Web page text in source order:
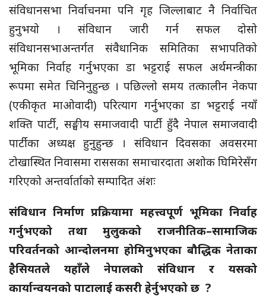
संविधानसभा निर्वाचनमा पनि गृह जिल्लाबाट नै निर्वाचित
हुनुभयो । संविधान जारी गर्न सफल दोसो
संविधानसभाअन्तर्गत संवैधानिक समितिका सभापतिको
भूमिका निर्वाह गर्नुभएका डा भट्टराई सफल अर्थमन्त्रीका
रूपमा समेत चिनिनुहुन्छ । पछिल्लो समय तत्कालीन नेकपा
(एकीकृत माओवादी) परित्याग गर्नुभएका डा भट्टराई नयाँ
शक्ति पार्टी, सङ्घीय समाजवादी पार्टी हुँदै नेपाल समाजवादी
पार्टीका अध्यक्ष हुनुहुन्छ । संविधान दिवसका अवसरमा
टोखास्थित निवासमा राससका समाचारदाता अशोक घिमिरेसँग
गरिएको अन्तर्वार्ताको सम्पादित अंशः
संविधान निर्माण प्रक्रियामा महत्त्वपूर्ण भूमिका निर्वाह
गर्नुभएको तथा मुलुकको राजनीतिक–सामाजिक
परिवर्तनको आन्दोलनमा होमिनुभएका बौद्धिक नेताका
हैसियतले यहाँले नेपालको संविधान र यसको
कार्यान्वयनको पाटालाई कसरी हेर्नुभएको छ ?